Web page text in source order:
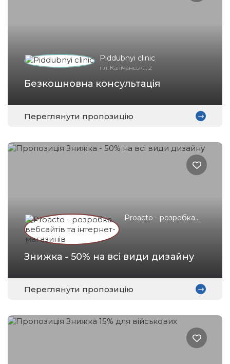
Piddubnyi clinic
пл. Калічанська, 2
Безкошновна консультація
Переглянути пропозицію
Proacto - розробка
Знижка - 50% на всі види дизайну
Переглянути пропозицію